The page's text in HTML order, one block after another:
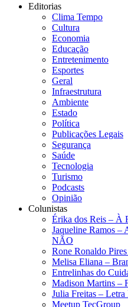
Editorias
Clima Tempo
Cultura
Economia
Educação
Entretenimento
Esportes
Geral
Infraestrutura
Ambiente
Estado
Política
Publicações Legais
Segurança
Saúde
Tecnologia
Turismo
Podcasts
Opinião
Colunistas
Érika dos Reis​ – À
Jaqueline Ramos –
NÃO
Rone Ronaldo
Melisa Eliana –
Entrelinhas do
Madison Martins –
Julia Freitas​ – Letra
Meetup TecGroup